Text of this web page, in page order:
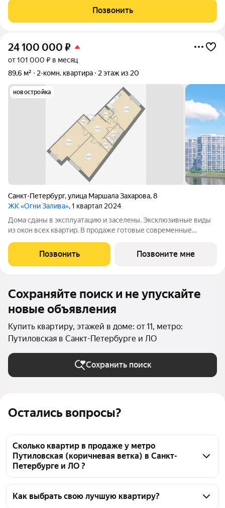
Остались вопросы?
Сколько квартир в продаже у метро
Путиловская (коричневая ветка) в Санкт-
Петербурге и ЛО ?
Путиловская (коричневая ветка) в Санкт-
Как выбрать свою лучшую квартиру?
- изолированные комнаты правильной формы Преимущества: -
просторная кухня-гостиная -13.5
Позвонить
24 100 000 ₽
от 101 000 ₽ в месяц
89,6 м²
2-комн. квартира 2 этаж из 20
новостройка
Санкт-Петербург,улица Маршала Захарова,8
ЖК «Огни Залива», 1 квартал 2024
Дома сданы в эксплуатацию и заселены. Эксклюзивные виды
из окон всех квартир. В продаже готовые современные
Залива» по адресу: ул. Маршала Захарова, дом 8, стр.1 и дом 10,
стр. 1. 3-5 квартир на
Позвонить Позвоните мне
Сохраняйте поиск и не упускайте
новые объявления
Купить квартиру, этажей в доме: от 11, метро:
Путиловская в Санкт-Петербурге и ЛО
Сохранить поиск